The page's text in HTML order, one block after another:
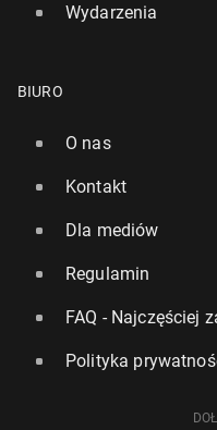
Wydarzenia
BIURO
O nas
Kontakt
Dla mediów
Regulamin
FAQ - Najczęściej
Polityka